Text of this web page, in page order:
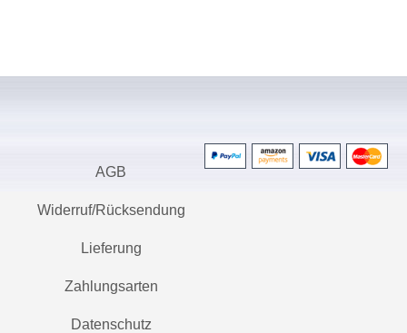
AGB
Widerruf/Rücksendung
Lieferung
Zahlungsarten
Datenschutz